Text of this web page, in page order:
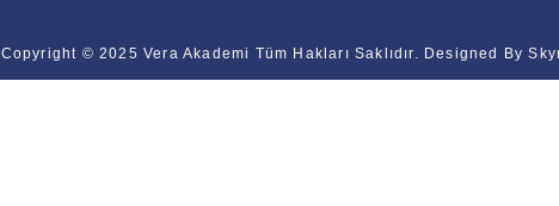
Copyright © 2025 Vera Akademi Tüm Hakları Saklıdır. Designed By